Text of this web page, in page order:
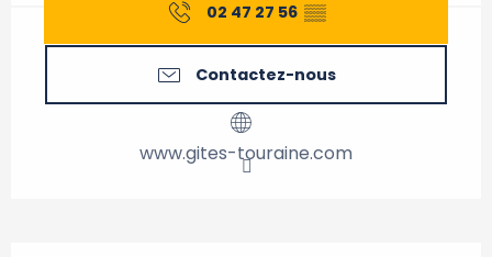
02 47 27 56 ▒▒
Contactez-nous
www.gites-touraine.com